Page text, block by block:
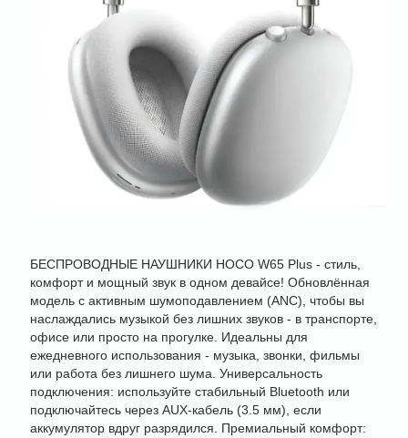
БЕСПРОВОДНЫЕ НАУШНИКИ HOCO W65 Plus - стиль,
комфорт и мощный звук в одном девайсе! Обновлённая
модель с активным шумоподавлением (ANC), чтобы вы
наслаждались музыкой без лишних звуков - в транспорте,
офисе или просто на прогулке. Идеальны для
ежедневного использования - музыка, звонки, фильмы
или работа без лишнего шума. Универсальность
подключения: используйте стабильный Bluetooth или
подключайтесь через AUX-кабель (3.5 мм), если
аккумулятор вдруг разрядился. Премиальный комфорт: